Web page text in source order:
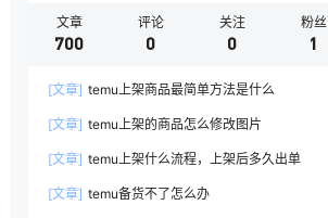
文章
700
评论
0
关注
0
粉丝
1
[文章] temu上架商品最简单方法是什么
[文章] temu上架的商品怎么修改图片
[文章] temu上架什么流程，上架后多久出单
[文章] temu备货不了怎么办